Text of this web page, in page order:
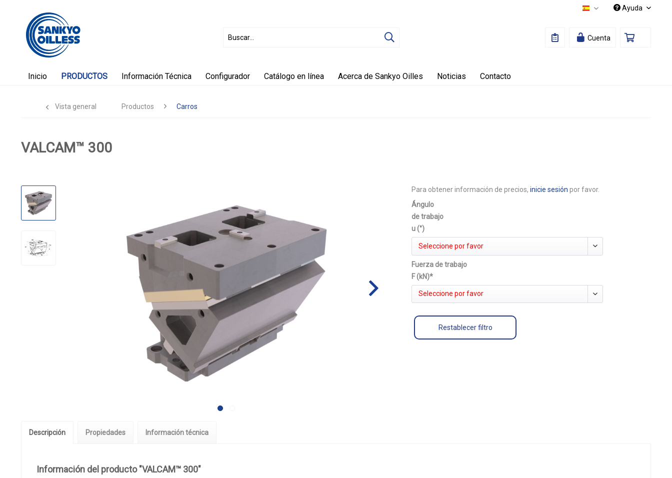
Español Ayuda
Cuenta
Inicio PRODUCTOS Información Técnica Configurador Catálogo en línea Acerca de Sankyo Oilles Noticias Contacto
Vista general Productos Carros
VALCAM™ 300
Para obtener información de precios,inicie sesión por favor.
Ángulo
de trabajo
u (°)
Seleccione por favor
Fuerza de trabajo
F (kN)*
Seleccione por favor
Restablecer filtro
Descripción Propiedades Información técnica
Información del producto "VALCAM™ 300"